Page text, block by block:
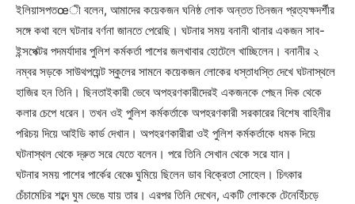
ইলিয়াসপতœী বলেন, আমাদের কয়েকজন ঘনিষ্ঠ লোক অন্তত তিনজন প্রত্যক্ষদর্শীর
সঙ্গে কথা বলে ঘটনার বর্ণনা জানতে পেরেছি। ঘটনার সময় বনানী থানার একজন সাব-
ইন্সপেক্টর পদমর্যাদার পুলিশ কর্মকর্তা পাশের জলখাবার হোটেলে খাচ্ছিলেন। বনানীর ২
নম্বর সড়কে সাউথপয়েন্ট স্কুলের সামনে কয়েকজন লোকের ধস্তাধস্তি দেখে ঘটনাস্থলে
হাজির হন তিনি। ছিনতাইকারী ভেবে অপহরণকারীদেরই একজনকে পেছন দিক থেকে
কলার চেপে ধরেন। তখন ওই পুলিশ কর্মকর্তাকে অপহরণকারী সরকারের বিশেষ বাহিনীর
পরিচয় দিয়ে আইডি কার্ড দেখান। অপহরণকারীরা ওই পুলিশ কর্মকর্তাকে ধমক দিয়ে
ঘটনাস্থল থেকে দ্রুত সরে যেতে বলেন। পরে তিনি সেখান থেকে সরে যান।
ঘটনার সময় পাশের পার্কের বেঞ্চে ঘুমিয়ে ছিলেন ডাব বিক্রেতা সোহেল। চিৎকার
চেঁচামেচির শব্দে ঘুম ভেঙে যায় তার। এরপর তিনি দেখেন, একটি লোককে টেনেহিঁচড়ে